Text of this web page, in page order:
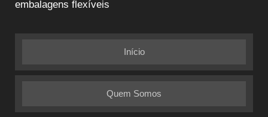
embalagens flexíveis
Início
Quem Somos